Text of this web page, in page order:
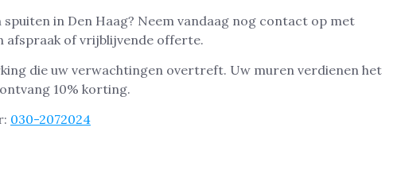
in Den Haag? Neem vandaag nog contact op met
afspraak of vrijblijvende offerte.
die uw verwachtingen overtreft. Uw muren verdienen het
10% korting.
030-2072024